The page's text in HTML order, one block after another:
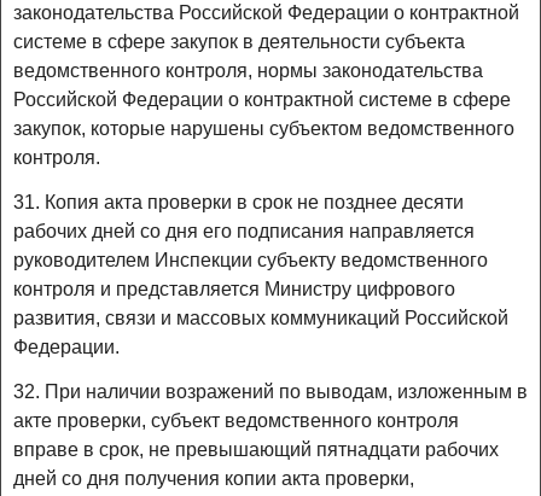
законодательства Российской Федерации о контрактной
системе в сфере закупок в деятельности субъекта
ведомственного контроля, нормы законодательства
Российской Федерации о контрактной системе в сфере
закупок, которые нарушены субъектом ведомственного
контроля.
31. Копия акта проверки в срок не позднее десяти
рабочих дней со дня его подписания направляется
руководителем Инспекции субъекту ведомственного
контроля и представляется Министру цифрового
развития, связи и массовых коммуникаций Российской
Федерации.
32. При наличии возражений по выводам, изложенным в
акте проверки, субъект ведомственного контроля
вправе в срок, не превышающий пятнадцати рабочих
дней со дня получения копии акта проверки,